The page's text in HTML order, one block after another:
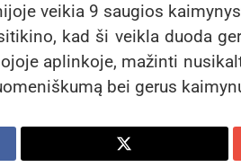
veikia 9 saugios
kad ši veikla duoda
aplinkoje, mažinti
bei gerus